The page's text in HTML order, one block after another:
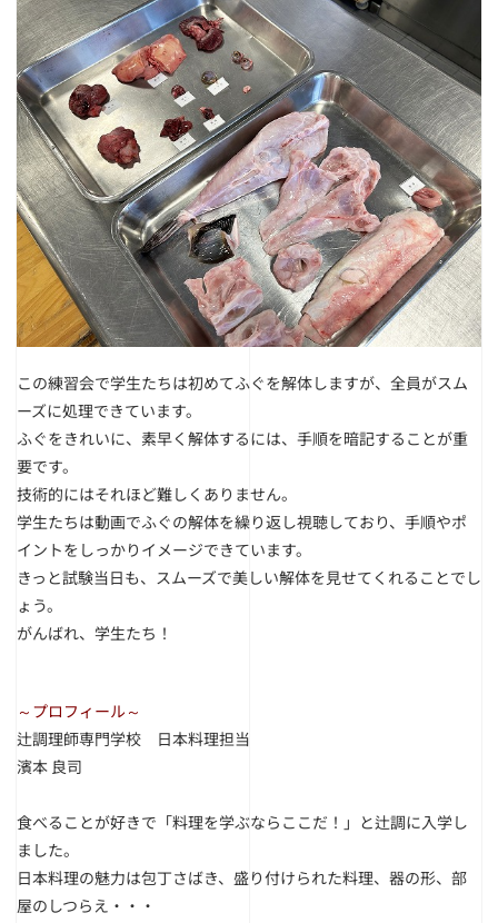
この練習会で学生たちは初めてふぐを解体しますが、全員がスム
ーズに処理できています。
ふぐをきれいに、素早く解体するには、手順を暗記することが重
要です。
技術的にはそれほど難しくありません。
学生たちは動画でふぐの解体を繰り返し視聴しており、手順やポ
イントをしっかりイメージできています。
きっと試験当日も、スムーズで美しい解体を見せてくれることでし
ょう。
がんばれ、学生たち！
～プロフィール～
辻調理師専門学校 日本料理担当
濱本 良司
食べることが好きで「料理を学ぶならここだ！」と辻調に入学し
ました。
日本料理の魅力は包丁さばき、盛り付けられた料理、器の形、部
屋のしつらえ・・・